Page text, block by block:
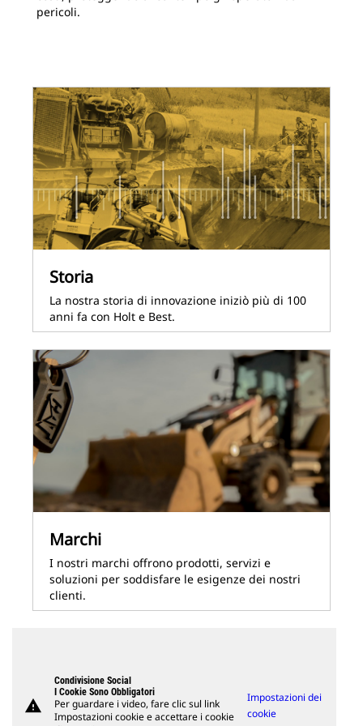
pericoli.
Storia
La nostra storia di innovazione iniziò più di 100
anni fa con Holt e Best.
Marchi
I nostri marchi offrono prodotti, servizi e
soluzioni per soddisfare le esigenze dei nostri
clienti.
warning
Condivisione Social
I Cookie Sono Obbligatori
Per guardare i video, fare clic sul link
Impostazioni cookie e accettare i cookie
Impostazioni dei
cookie